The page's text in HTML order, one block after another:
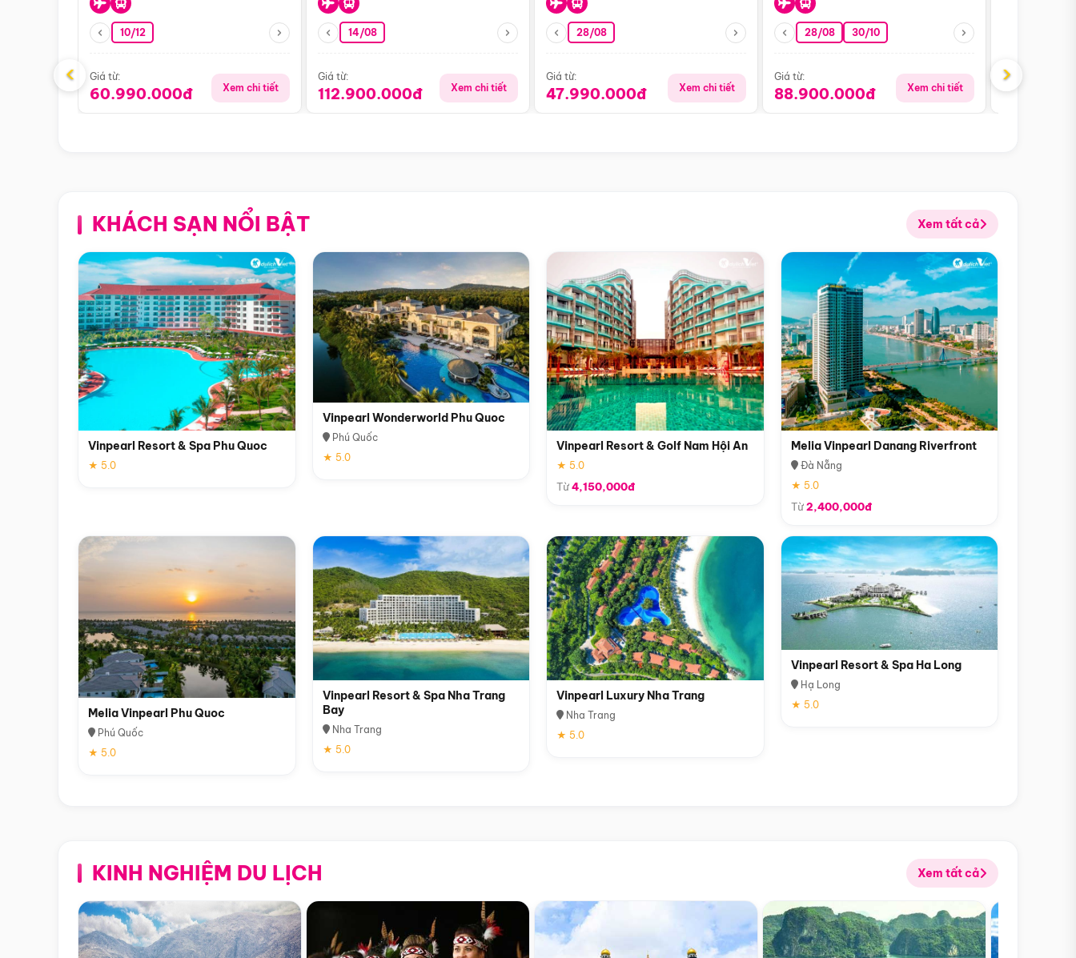
10/12
Giá từ:
60.990.000đ Xem chi tiết
14/08
Giá từ:
112.900.000đ Xem chi tiết
28/08
Giá từ:
47.990.000đ Xem chi tiết
28/08 30/10
Giá từ:
88.900.000đ Xem chi tiết
Giá từ:
‹ ›
KHÁCH SẠN NỔI BẬT Xem tất cả
Vinpearl Resort & Spa Phu Quoc
★ 5.0
Vinpearl Wonderworld Phu Quoc
Phú Quốc
★ 5.0
Vinpearl Resort & Golf Nam Hội An
★ 5.0
Từ4,150,000đ
Melia Vinpearl Danang Riverfront
Đà Nẵng
★ 5.0
Từ2,400,000đ
Melia Vinpearl Phu Quoc
Phú Quốc
★ 5.0
Vinpearl Resort & Spa Nha Trang
Bay
Nha Trang
★ 5.0
Vinpearl Luxury Nha Trang
Nha Trang
★ 5.0
Vinpearl Resort & Spa Ha Long
Hạ Long
★ 5.0
KINH NGHIỆM DU LỊCH Xem tất cả